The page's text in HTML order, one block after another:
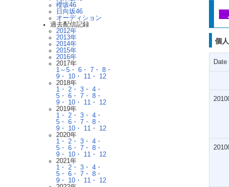
櫻坂46
日向坂46
オーディション
過去配信記録
2012年
2013年
2014年
2015年
2016年
2017年
1～5・
6・ 7・
8・
9・
10・ 11・
12
2018年
1・
2・ 3・
4・
5・
6・ 7・
8・
9・
10・ 11・
12
2019年
1・
2・ 3・
4・
5・
6・ 7・
8・
9・
10・ 11・
12
2020年
1・
2・ 3・
4・
5・
6・ 7・
8・
9・
10・ 11・
12
2021年
1・
2・ 3・
4・
5・
6・ 7・
8・
9・
10・ 11・
12
個
Date